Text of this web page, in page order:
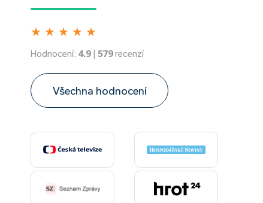
★ ★ ★ ★ ★
Hodnocení: 4.9 | 579recenzí
Všechna hodnocení